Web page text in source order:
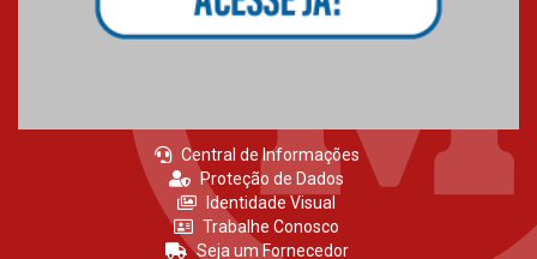
Central de Informações
Proteção de Dados
Identidade Visual
Trabalhe Conosco
Seja um Fornecedor